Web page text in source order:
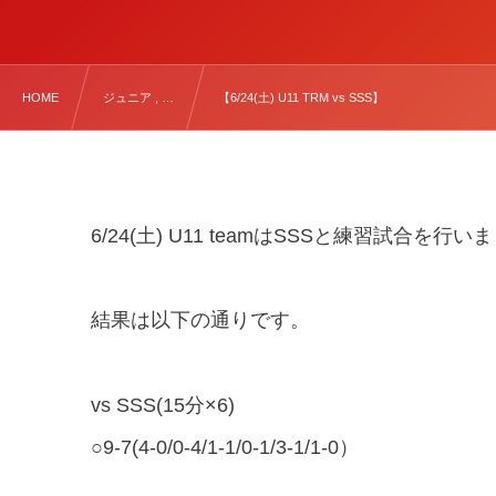
HOME ジュニア , … 【6/24(土) U11 TRM vs SSS】
6/24(土) U11 teamはSSSと練習試合を行い
結果は以下の通りです。
vs SSS(15分×6)
○9-7(4-0/0-4/1-1/0-1/3-1/1-0）